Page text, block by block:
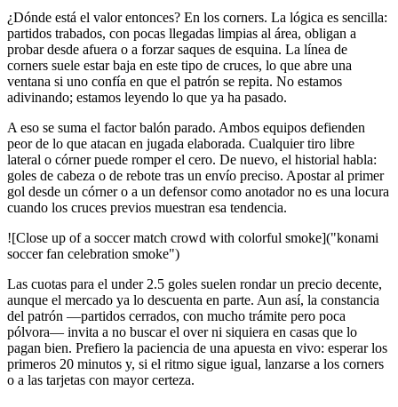
¿Dónde está el valor entonces? En los corners. La lógica es sencilla:
partidos trabados, con pocas llegadas limpias al área, obligan a
probar desde afuera o a forzar saques de esquina. La línea de
corners suele estar baja en este tipo de cruces, lo que abre una
ventana si uno confía en que el patrón se repita. No estamos
adivinando; estamos leyendo lo que ya ha pasado.
A eso se suma el factor balón parado. Ambos equipos defienden
peor de lo que atacan en jugada elaborada. Cualquier tiro libre
lateral o córner puede romper el cero. De nuevo, el historial habla:
goles de cabeza o de rebote tras un envío preciso. Apostar al primer
gol desde un córner o a un defensor como anotador no es una locura
cuando los cruces previos muestran esa tendencia.
![Close up of a soccer match crowd with colorful smoke]("konami
soccer fan celebration smoke")
Las cuotas para el under 2.5 goles suelen rondar un precio decente,
aunque el mercado ya lo descuenta en parte. Aun así, la constancia
del patrón —partidos cerrados, con mucho trámite pero poca
pólvora— invita a no buscar el over ni siquiera en casas que lo
pagan bien. Prefiero la paciencia de una apuesta en vivo: esperar los
primeros 20 minutos y, si el ritmo sigue igual, lanzarse a los corners
o a las tarjetas con mayor certeza.